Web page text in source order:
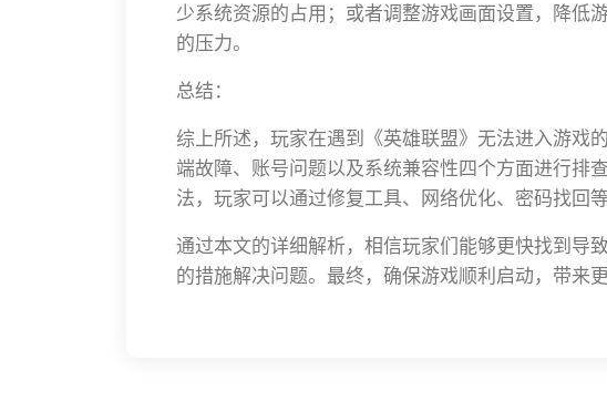
少系统资源的占用；或者调整游戏画面设置，降低
的压力。
总结：
综上所述，玩家在遇到《英雄联盟》无法进入游戏
端故障、账号问题以及系统兼容性四个方面进行排
法，玩家可以通过修复工具、网络优化、密码找回
通过本文的详细解析，相信玩家们能够更快找到导
的措施解决问题。最终，确保游戏顺利启动，带来